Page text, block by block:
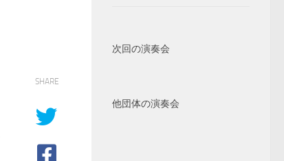
SHARE
次回の演奏会
他団体の演奏会